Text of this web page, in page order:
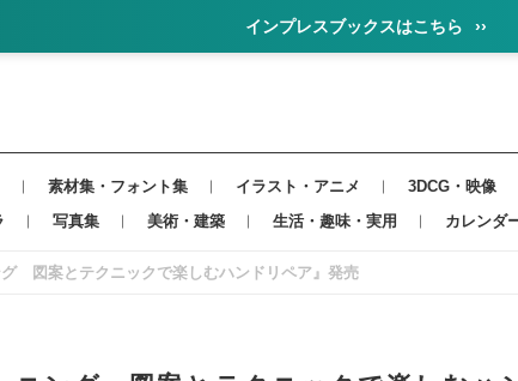
インプレスブックスはこちら ››
素材集・フォント集 イラスト・アニメ 3DCG・映像
写真集 美術・建築 生活・趣味・実用 カレンダ
グ 図案とテクニックで楽しむハンドリペア』発売